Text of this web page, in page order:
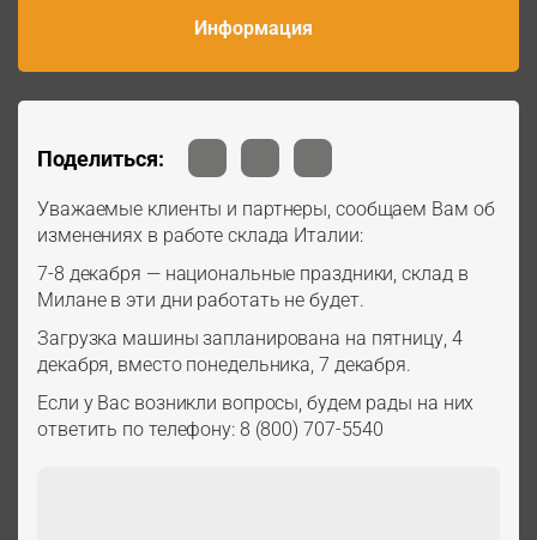
Информация
Поделиться:
Уважаемые клиенты и партнеры, сообщаем Вам об
изменениях в работе склада Италии:
7-8 декабря — национальные праздники, склад в
Милане в эти дни работать не будет.
Загрузка машины запланирована на пятницу, 4
декабря, вместо понедельника, 7 декабря.
Если у Вас возникли вопросы, будем рады на них
ответить по телефону: 8 (800) 707-5540